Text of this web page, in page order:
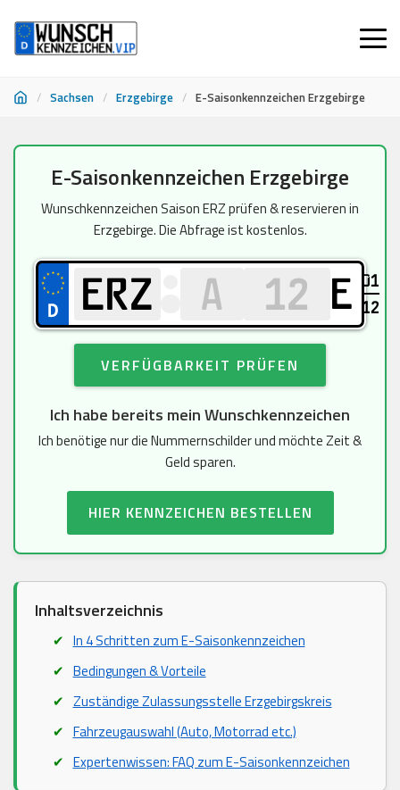
/ Sachsen / Erzgebirge / E-Saisonkennzeichen Erzgebirge
springen
E-Saisonkennzeichen Erzgebirge
Wunschkennzeichen Saison ERZ prüfen & reservieren in
Erzgebirge. Die Abfrage ist kostenlos.
E
01
12
VERFÜGBARKEIT PRÜFEN
Ich habe bereits mein Wunschkennzeichen
Ich benötige nur die Nummernschilder und möchte Zeit &
Geld sparen.
HIER KENNZEICHEN BESTELLEN
Inhaltsverzeichnis
In 4 Schritten zum E-Saisonkennzeichen
Bedingungen & Vorteile
Zuständige Zulassungsstelle Erzgebirgskreis
Fahrzeugauswahl (Auto, Motorrad etc.)
Expertenwissen: FAQ zum E-Saisonkennzeichen